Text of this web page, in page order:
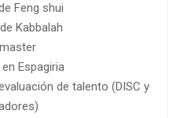
Feng shui
Kabbalah
Espagiria
de talento (DISC y